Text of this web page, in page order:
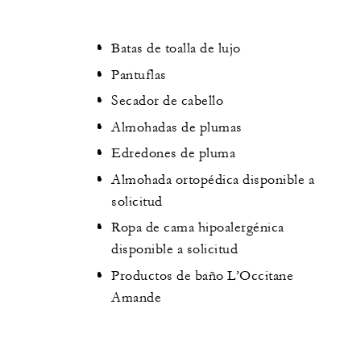
Batas de toalla de lujo
Pantuflas
Secador de cabello
Almohadas de plumas
Edredones de pluma
Almohada ortopédica disponible a
solicitud
Ropa de cama hipoalergénica
disponible a solicitud
Productos de baño L’Occitane
Amande